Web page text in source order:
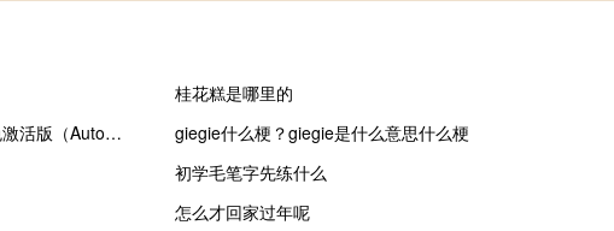
桂花糕是哪里的
AutoCAD2006下载免费中文版破解版 Win10 32/64位 免激活版（AutoCAD2006下载免费中文版破解版 Win10 32/64位 免激活版功能简介）
giegie什么梗？giegie是什么意思什么梗
初学毛笔字先练什么
怎么才回家过年呢